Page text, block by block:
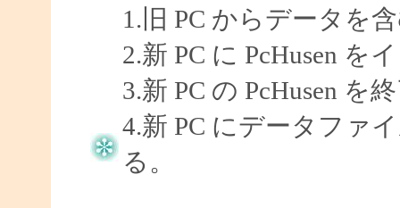
1.旧 PC からデータを
2.新 PC に PcHusen を
3.新 PC の PcHusen を
4.新 PC にデータファ
る。